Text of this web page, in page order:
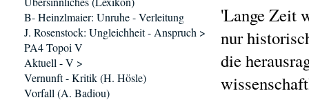
'Lange Zeit
nur
die
B- Heinzlmaier: Unruhe - Verleitung
J. Rosenstock: Ungleichheit - Anspruch >
PA4 Topoi V
Aktuell - V >
Vernunft - Kritik (H. Hösle)
Vorfall (A. Badiou)